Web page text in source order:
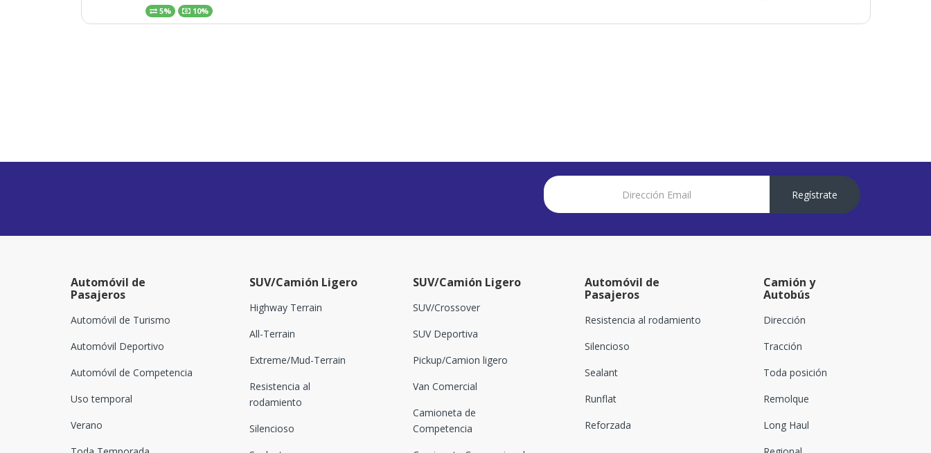
5% 10%
Regístrate
Automóvil de
Pasajeros
Automóvil de Turismo
Automóvil Deportivo
Automóvil de Competencia
Uso temporal
Verano
SUV/Camión Ligero
Highway Terrain
All-Terrain
Extreme/Mud-Terrain
Resistencia al
rodamiento
Silencioso
SUV/Camión Ligero
SUV/Crossover
SUV Deportiva
Pickup/Camion ligero
Van Comercial
Camioneta de
Competencia
Automóvil de
Pasajeros
Resistencia al rodamiento
Silencioso
Sealant
Runflat
Reforzada
Camión y
Autobús
Dirección
Tracción
Toda posición
Remolque
Long Haul